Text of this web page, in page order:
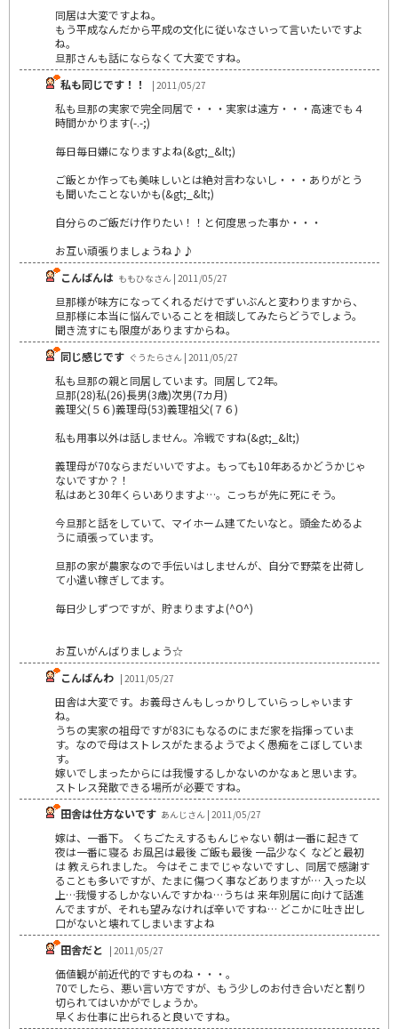
同居は大変ですよね。
もう平成なんだから平成の文化に従いなさいって言いたいですよ
ね。
旦那さんも話にならなくて大変ですね。
私も同じです！！
| 2011/05/27
私も旦那の実家で完全同居で・・・実家は遠方・・・高速でも４
時間かかります(-.-;)
毎日毎日嫌になりますよね(&gt;_&lt;)
ご飯とか作っても美味しいとは絶対言わないし・・・ありがとう
も聞いたことないかも(&gt;_&lt;)
自分らのご飯だけ作りたい！！と何度思った事か・・・
お互い頑張りましょうね♪♪
こんばんは ももひなさん | 2011/05/27
旦那様が味方になってくれるだけでずいぶんと変わりますから、
旦那様に本当に悩んでいることを相談してみたらどうでしょう。
聞き流すにも限度がありますからね。
同じ感じです ぐうたらさん | 2011/05/27
私も旦那の親と同居しています。同居して2年。
旦那(28)私(26)長男(3歳)次男(7カ月)
義理父(５６)義理母(53)義理祖父(７６)
私も用事以外は話しません。冷戦ですね(&gt;_&lt;)
義理母が70ならまだいいですよ。もっても10年あるかどうかじゃ
ないですか？！
私はあと30年くらいありますよ…。こっちが先に死にそう。
今旦那と話をしていて、マイホーム建てたいなと。頭金ためるよ
うに頑張っています。
旦那の家が農家なので手伝いはしませんが、自分で野菜を出荷し
て小遣い稼ぎしてます。
毎日少しずつですが、貯まりますよ(^O^)
お互いがんばりましょう☆
こんばんわ | 2011/05/27
田舎は大変です。お義母さんもしっかりしていらっしゃいます
ね。
うちの実家の祖母ですが83にもなるのにまだ家を指揮っていま
す。なので母はストレスがたまるようでよく愚痴をこぼしていま
す。
嫁いでしまったからには我慢するしかないのかなぁと思います。
ストレス発散できる場所が必要ですね。
田舎は仕方ないです あんじさん | 2011/05/27
嫁は、一番下。 くちごたえするもんじゃない 朝は一番に起きて
夜は一番に寝る お風呂は最後 ご飯も最後 一品少なく などと最初
は 教えられました。 今はそこまでじゃないですし、同居で感謝す
ることも多いですが、たまに傷つく事などありますが… 入った以
上…我慢するしかないんですかね…うちは 来年別居に向けて話進
んでますが、それも望みなければ辛いですね… どこかに吐き出し
口がないと壊れてしまいますよね
田舎だと
| 2011/05/27
価値観が前近代的ですものね・・・。
70でしたら、悪い言い方ですが、もう少しのお付き合いだと割り
切られてはいかがでしょうか。
早くお仕事に出られると良いですね。